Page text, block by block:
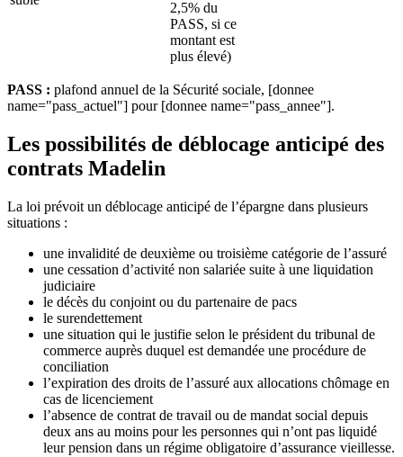
2,5% du
PASS, si ce
montant est
plus élevé)
PASS : plafond annuel de la Sécurité sociale, [donnee
name="pass_actuel"] pour [donnee name="pass_annee"].
Les possibilités de déblocage anticipé des
contrats Madelin
La loi prévoit un déblocage anticipé de l’épargne dans plusieurs
situations :
une invalidité de deuxième ou troisième catégorie de l’assuré
une cessation d’activité non salariée suite à une liquidation
judiciaire
le décès du conjoint ou du partenaire de pacs
le surendettement
une situation qui le justifie selon le président du tribunal de
commerce auprès duquel est demandée une procédure de
conciliation
l’expiration des droits de l’assuré aux allocations chômage en
cas de licenciement
l’absence de contrat de travail ou de mandat social depuis
deux ans au moins pour les personnes qui n’ont pas liquidé
leur pension dans un régime obligatoire d’assurance vieillesse.